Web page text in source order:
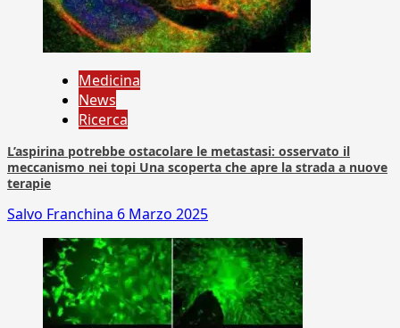
Medicina
News
Ricerca
L’aspirina potrebbe ostacolare le metastasi: osservato il
meccanismo nei topi Una scoperta che apre la strada a nuove
terapie
Salvo Franchina 6 Marzo 2025